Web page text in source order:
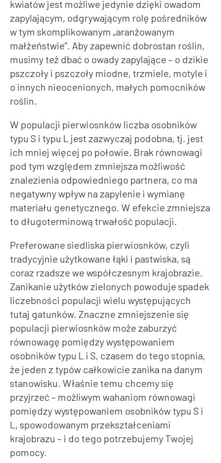
kwiatów jest możliwe jedynie dzięki owadom
zapylającym, odgrywającym rolę pośredników
w tym skomplikowanym „aranżowanym
małżeństwie”. Aby zapewnić dobrostan roślin,
musimy też dbać o owady zapylające – o dzikie
pszczoły i pszczoły miodne, trzmiele, motyle i
o innych nieocenionych, małych pomocników
roślin.
W populacji pierwiosnków liczba osobników
typu S i typu L jest zazwyczaj podobna, tj. jest
ich mniej więcej po połowie. Brak równowagi
pod tym względem zmniejsza możliwość
znalezienia odpowiedniego partnera, co ma
negatywny wpływ na zapylenie i wymianę
materiału genetycznego. W efekcie zmniejsza
to długoterminową trwałość populacji.
Preferowane siedliska pierwiosnków, czyli
tradycyjnie użytkowane łąki i pastwiska, są
coraz rzadsze we współczesnym krajobrazie.
Zanikanie użytków zielonych powoduje spadek
liczebności populacji wielu występujących
tutaj gatunków. Znaczne zmniejszenie się
populacji pierwiosnków może zaburzyć
równowagę pomiędzy występowaniem
osobników typu L i S, czasem do tego stopnia,
że jeden z typów całkowicie zanika na danym
stanowisku. Właśnie temu chcemy się
przyjrzeć – możliwym wahaniom równowagi
pomiędzy występowaniem osobników typu S i
L, spowodowanym przekształceniami
krajobrazu – i do tego potrzebujemy Twojej
pomocy.